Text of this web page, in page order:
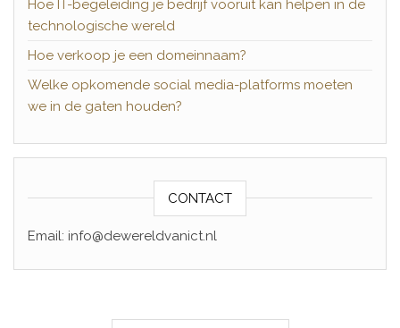
Hoe IT-begeleiding je bedrijf vooruit kan helpen in de
technologische wereld
Hoe verkoop je een domeinnaam?
Welke opkomende social media-platforms moeten
we in de gaten houden?
CONTACT
Email: info@dewereldvanict.nl